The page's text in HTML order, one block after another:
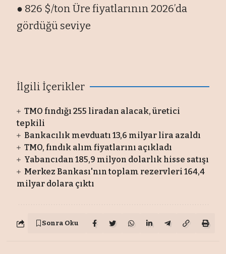
● 826 $/ton Üre fiyatlarının 2026’da
gördüğü seviye
İlgili İçerikler
TMO fındığı 255 liradan alacak, üretici
tepkili
Bankacılık mevduatı 13,6 milyar lira azaldı
TMO, fındık alım fiyatlarını açıkladı
Yabancıdan 185,9 milyon dolarlık hisse satışı
Merkez Bankası'nın toplam rezervleri 164,4
milyar dolara çıktı
Sonra Oku